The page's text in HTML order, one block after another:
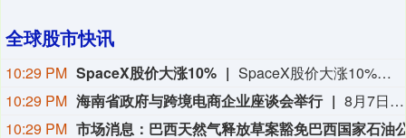
全球股市快讯
10:29 PM SpaceX股价大涨10%
SpaceX股价大涨10%，报126.510美元/股，总市值报1.67万亿美元。
10:29 PM 海南省政府与跨境电商企业座谈会举行
8月7日，海南省政府与跨境电商企业座谈会在海口举行，以政企面对面的形式听取跨境电商平台企业和服务机构意见建议，共促海南跨境电商高质量发展。京东集团、抖音集团、WB中国商家服务中心、蚂蚁集团、菜鸟集团、海南跨境电商公共服务中心等跨境电商平台企业和服务机构代表，以及中国跨境电商50人论坛、中国国际电子商务中心的专家，围绕完善智慧物流体系与航线网络、构建跨境电商生态体系、拓展跨境电商新业态、建立长效流量机制、加强品牌宣传推广等提出意见建议。
10:29 PM